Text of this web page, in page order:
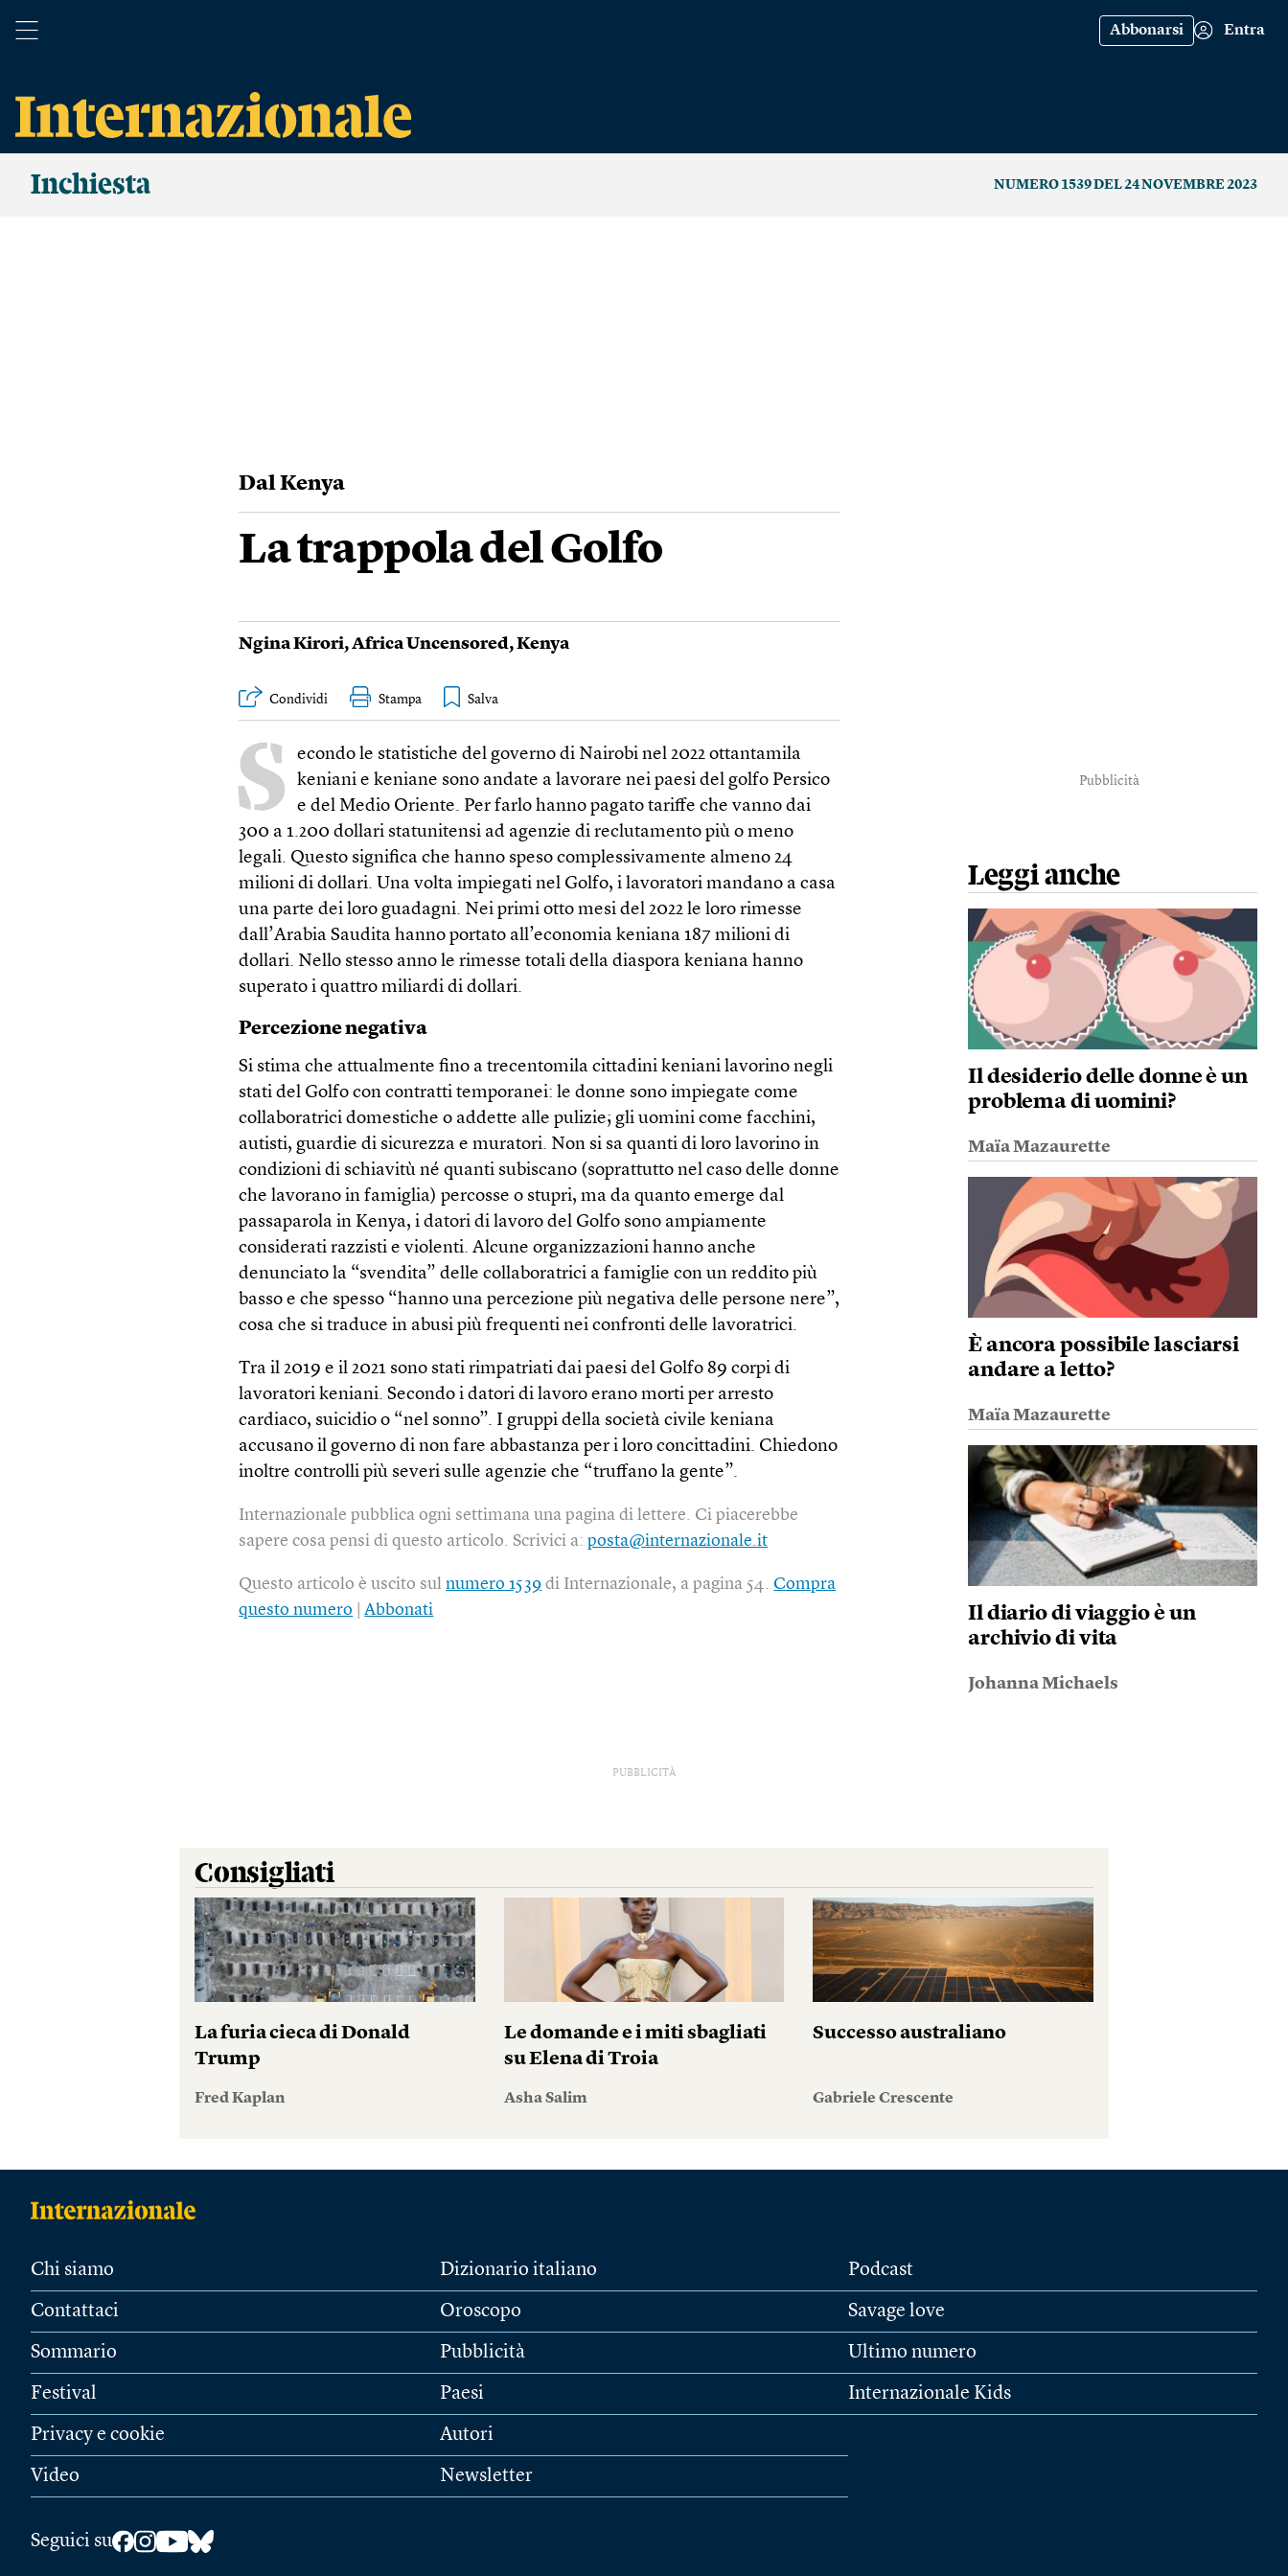
Abbonarsi Entra
Inchiesta NUMERO 1539 DEL 24 NOVEMBRE 2023
Dal Kenya
La trappola del Golfo
Ngina Kirori,Africa Uncensored,Kenya
Condividi Stampa
S
econdo le statistiche del governo di Nairobi nel 2022 ottantamila
keniani e keniane sono andate a lavorare nei paesi del golfo Persico
e del Medio Oriente. Per farlo hanno pagato tariffe che vanno dai
300 a 1.200 dollari statunitensi ad agenzie di reclutamento più o meno
legali. Questo significa che hanno speso complessivamente almeno 24
milioni di dollari. Una volta impiegati nel Golfo, i lavoratori mandano a casa
una parte dei loro guadagni. Nei primi otto mesi del 2022 le loro rimesse
dall’Arabia Saudita hanno portato all’economia keniana 187 milioni di
dollari. Nello stesso anno le rimesse totali della diaspora keniana hanno
superato i quattro miliardi di dollari.
Percezione negativa
Si stima che attualmente fino a trecentomila cittadini keniani lavorino negli
stati del Golfo con contratti temporanei: le donne sono impiegate come
collaboratrici domestiche o addette alle pulizie; gli uomini come facchini,
autisti, guardie di sicurezza e muratori. Non si sa quanti di loro lavorino in
condizioni di schiavitù né quanti subiscano (soprattutto nel caso delle donne
che lavorano in famiglia) percosse o stupri, ma da quanto emerge dal
passaparola in Kenya, i datori di lavoro del Golfo sono ampiamente
considerati razzisti e violenti. Alcune organizzazioni hanno anche
denunciato la “svendita” delle collaboratrici a famiglie con un reddito più
basso e che spesso “hanno una percezione più negativa delle persone nere”,
cosa che si traduce in abusi più frequenti nei confronti delle lavoratrici.
Tra il 2019 e il 2021 sono stati rimpatriati dai paesi del Golfo 89 corpi di
lavoratori keniani. Secondo i datori di lavoro erano morti per arresto
cardiaco, suicidio o “nel sonno”. I gruppi della società civile keniana
accusano il governo di non fare abbastanza per i loro concittadini. Chiedono
inoltre controlli più severi sulle agenzie che “truffano la gente”.
Internazionale pubblica ogni settimana una pagina di lettere. Ci piacerebbe
sapere cosa pensi di questo articolo. Scrivici a:posta@internazionale.it
Questo articolo è uscito sulnumero 1539 di Internazionale, a pagina 54.Compra
questo numero |Abbonati
Pubblicità
Leggi anche
Il desiderio delle donne è un
problema di uomini?
Maïa Mazaurette
È ancora possibile lasciarsi
andare a letto?
Maïa Mazaurette
Il diario di viaggio è un
archivio di vita
Johanna Michaels
PUBBLICITÀ
Consigliati
La furia cieca di Donald
Trump
Fred Kaplan
Le domande e i miti sbagliati
su Elena di Troia
Asha Salim
Successo australiano
Gabriele Crescente
Chi siamo
Contattaci
Sommario
Festival
Privacy e cookie
Video
Dizionario italiano
Oroscopo
Pubblicità
Paesi
Autori
Newsletter
Podcast
Savage love
Ultimo numero
Internazionale Kids
Seguici su